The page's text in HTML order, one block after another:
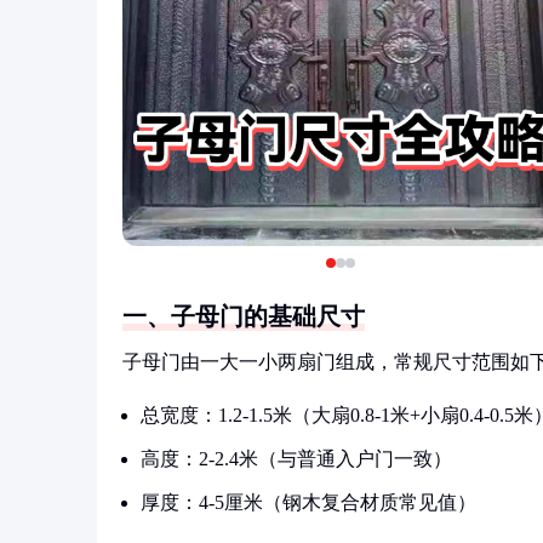
一、子母门的基础尺寸
子母门由一大一小两扇门组成，常规尺寸范围如
总宽度：1.2-1.5米（大扇0.8-1米+小扇0.4-0.5米
高度：2-2.4米（与普通入户门一致）
厚度：4-5厘米（钢木复合材质常见值）